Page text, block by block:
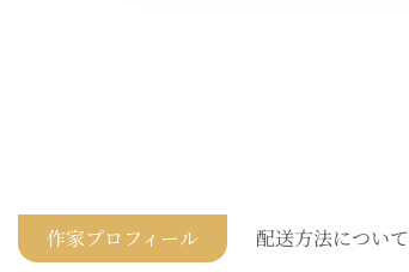
作家プロフィール 配送方法について